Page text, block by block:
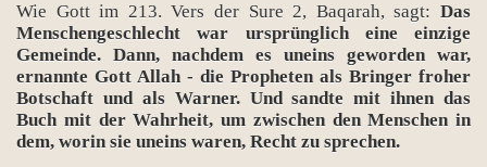
Wie Gott im 213. Vers der Sure 2, Baqarah, sagt: Das
Menschengeschlecht war ursprünglich eine einzige
Gemeinde. Dann, nachdem es uneins geworden war,
ernannte Gott Allah - die Propheten als Bringer froher
Botschaft und als Warner. Und sandte mit ihnen das
Buch mit der Wahrheit, um zwischen den Menschen in
dem, worin sie uneins waren, Recht zu sprechen.